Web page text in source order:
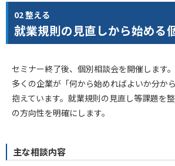
02 整える
就業規則の見直しから始める
セミナー終了後、個別相談会を開催します。
多くの企業が「何から始めればよいか分か
抱えています。就業規則の見直し等課題を
の方向性を明確にします。
主な相談内容